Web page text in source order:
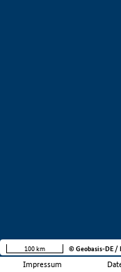
Impressum
100 km © Geobasis-DE /